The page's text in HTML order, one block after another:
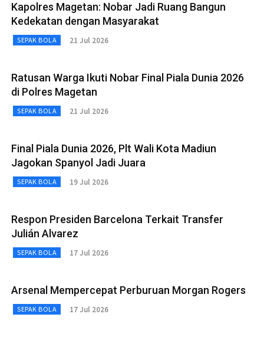
Kapolres Magetan: Nobar Jadi Ruang Bangun
Kedekatan dengan Masyarakat
SEPAK BOLA 21 Jul 2026
Ratusan Warga Ikuti Nobar Final Piala Dunia 2026
di Polres Magetan
SEPAK BOLA 21 Jul 2026
Final Piala Dunia 2026, Plt Wali Kota Madiun
Jagokan Spanyol Jadi Juara
SEPAK BOLA 19 Jul 2026
Respon Presiden Barcelona Terkait Transfer
Julián Alvarez
SEPAK BOLA 17 Jul 2026
Arsenal Mempercepat Perburuan Morgan Rogers
SEPAK BOLA 17 Jul 2026